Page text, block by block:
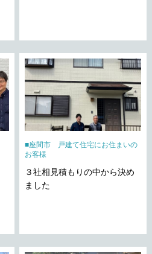
座間市 戸建て住宅にお住まいの
お客様
３社相見積もりの中から決め
ました